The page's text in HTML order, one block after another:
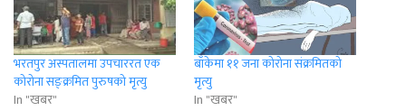
भरतपुर अस्पतालमा उपचाररत एक
कोरोना सङ्क्रमित पुरुषको मृत्यु
In "खबर"
बाँकेमा ११ जना कोरोना संक्रमितको
मृत्यु
In "खबर"